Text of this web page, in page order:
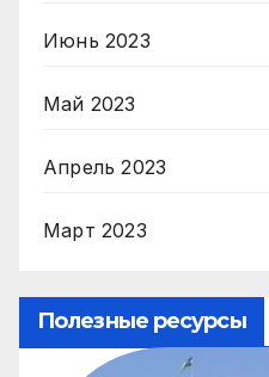
Июнь 2023
Май 2023
Апрель 2023
Март 2023
Полезные ресурсы